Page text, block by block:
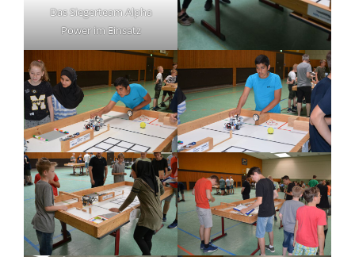
Das Siegerteam Alpha
Power im Einsatz